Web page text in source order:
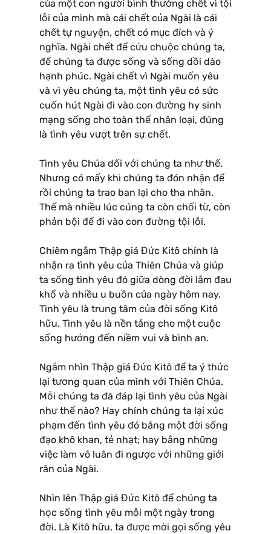
của một con người bình thường chết vì tội
lỗi của mình mà cái chết của Ngài là cái
chết tự nguyện, chết có mục đích và ý
nghĩa. Ngài chết để cứu chuộc chúng ta,
để chúng ta được sống và sống dồi dào
hạnh phúc. Ngài chết vì Ngài muốn yêu
và vì yêu chúng ta, một tình yêu có sức
cuốn hút Ngài đi vào con đường hy sinh
mạng sống cho toàn thể nhân loại, đúng
là tình yêu vượt trên sự chết.
Tình yêu Chúa dối với chúng ta như thế.
Nhưng có mấy khi chúng ta đón nhận để
rồi chúng ta trao ban lại cho tha nhân.
Thế mà nhiều lúc cúng ta còn chối từ, còn
phản bội để đi vào con đường tội lỗi.
Chiêm ngắm Thập giá Đức Kitô chính là
nhận ra tình yêu của Thiên Chúa và giúp
ta sống tình yêu đó giữa dòng đời lắm đau
khổ và nhiều u buồn của ngày hôm nay.
Tình yêu là trung tâm của đời sống Kitô
hữu. Tình yêu là nền tảng cho một cuộc
sống hướng đến niềm vui và bình an.
Ngắm nhìn Thập giá Đức Kitô để ta ý thức
lại tương quan của mình với Thiên Chúa.
Mỗi chúng ta đã đáp lại tình yêu của Ngài
như thế nào? Hay chính chúng ta lại xúc
phạm đến tình yêu đó bằng một đời sống
đạo khô khan, tẻ nhạt; hay bằng những
việc làm vô luân đi ngược với những giới
răn của Ngài.
Nhìn lên Thập giá Đức Kitô để chúng ta
học sống tình yêu mỗi một ngày trong
đời. Là Kitô hữu, ta được mời gọi sống yêu